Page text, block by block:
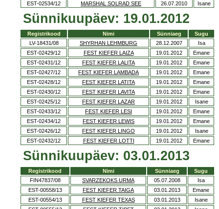
EST-02534/12
MARSHAL SOLRAD SEE 26.07.2010 Isane
Sünnikuupäev: 19.01.2012
Registrikood Nimi Sünniaeg
Sugu
LV-18431/08
SHYRHAN LEHMBURG 28.12.2007
Isa
EST-02429/12
FEST KIEFER LAIZA 19.01.2012
Emane
EST-02431/12
FEST KIEFER LALITA 19.01.2012
Emane
EST-02427/12
FEST KIEFER LAMBADA 19.01.2012
Emane
EST-02428/12
FEST KIEFER LATITA 19.01.2012
Emane
EST-02430/12
FEST KIEFER LAVITA 19.01.2012
Emane
EST-02425/12
FEST KIEFER LAZAR 19.01.2012
Isane
EST-02433/12
FEST KIEFER LESI 19.01.2012
Emane
EST-02434/12
FEST KIEFER LEWIS 19.01.2012
Emane
EST-02426/12
FEST KIEFER LINGO 19.01.2012
Isane
EST-02432/12
FEST KIEFER LOTTI 19.01.2012 Emane
Sünnikuupäev: 03.01.2013
Registrikood Nimi Sünniaeg
Sugu
FIN47837/08
SVARZEKOKS URMA 05.07.2008
Isa
EST-00558/13
FEST KIEFER TAIGA 03.01.2013
Emane
EST-00554/13
FEST KIEFER TEXAS 03.01.2013
Isane